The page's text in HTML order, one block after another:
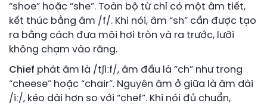
“shoe” hoặc “she”. Toàn bộ từ chỉ có một âm tiết,
kết thúc bằng âm /f/. Khi nói, âm “sh” cần được tạo
ra bằng cách đưa môi hơi tròn và ra trước, lưỡi
không chạm vào răng.
Chief phát âm là /tʃiːf/, âm đầu là “ch” như trong
“cheese” hoặc “chair”. Nguyên âm ở giữa là âm dài
/iː/, kéo dài hơn so với “chef”. Khi nói đủ chuẩn,